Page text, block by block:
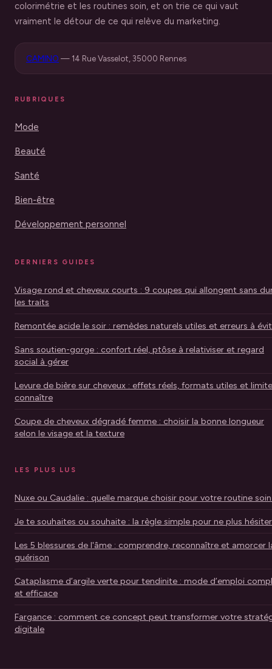
colorimétrie et les routines soin, et on trie ce qui vaut
vraiment le détour de ce qui relève du marketing.
CAMINO —14 Rue Vasselot, 35000 Rennes
RUBRIQUES
Mode
Beauté
Santé
Bien-être
Développement personnel
DERNIERS GUIDES
Visage rond et cheveux courts : 9 coupes qui allongent sans
les traits
Remontée acide le soir : remèdes naturels utiles et erreurs à
Sans soutien-gorge : confort réel, ptôse à relativiser et regard
social à gérer
Levure de bière sur cheveux : effets réels, formats utiles et
connaître
Coupe de cheveux dégradé femme : choisir la bonne longueur
selon le visage et la texture
LES PLUS LUS
Nuxe ou Caudalie : quelle marque choisir pour votre routine
Je te souhaites ou souhaite : la règle simple pour ne plus hésiter
Les 5 blessures de l'âme : comprendre, reconnaître et amorcer
guérison
Cataplasme d’argile verte pour tendinite : mode d’emploi
et efficace
Fargance : comment ce concept peut transformer votre
digitale